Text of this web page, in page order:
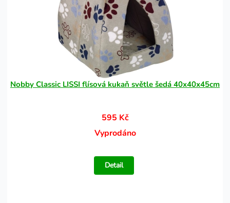
Nobby Classic LISSI flísová kukaň světle šedá 40x40x45cm
595 Kč
Vyprodáno
Detail